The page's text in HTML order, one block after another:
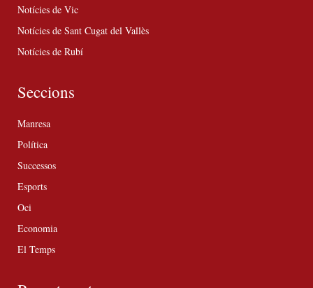
Notícies de Vic
Notícies de Sant Cugat del Vallès
Notícies de Rubí
Seccions
Manresa
Política
Successos
Esports
Oci
Economia
El Temps